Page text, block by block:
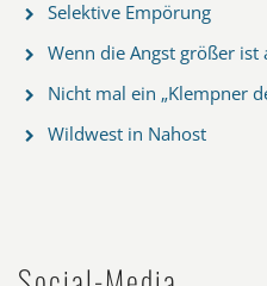
Selektive Empörung
Wenn die Angst größer ist
Nicht mal ein „Klempner
Wildwest in Nahost